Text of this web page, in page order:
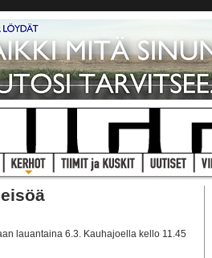
lauantaina 6.3. Kauhajoella kello 11.45